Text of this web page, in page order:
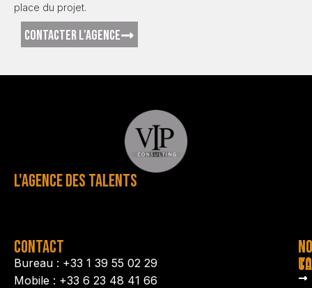
place du projet.
CONTACTER L'AGENCE
L'AGENCE DES TALENTS
CONTACT
Bureau : +33 1 39 55 02 29
Mobile : +33 6 23 48 41 66